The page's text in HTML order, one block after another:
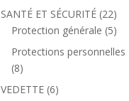
SANTÉ ET SÉCURITÉ (22)
Protection générale (5)
Protections personnelles
(8)
VEDETTE (6)